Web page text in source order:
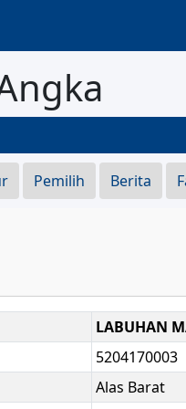
Pemilih Berita
LABUHAN
5204170003
Alas Barat